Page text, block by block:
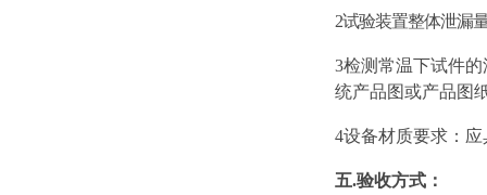
2试验装置整体泄漏
3检测常温下试件
统产品图或产品图
4设备材质要求：
五.验收方式：